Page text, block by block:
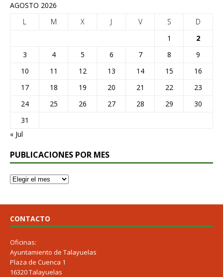
AGOSTO 2026
L
M X J V S
D
1
2
3
4 5 6 7 8
9
10
11 12 13 14 15
16
17
18 19 20 21 22
23
24
25 26 27 28 29
30
31
« Jul
PUBLICACIONES POR MES
CONTACTO
Oficinas:
Ayuntamiento de Talayuelas
Plaza de Cuenca 1
16320 Talayuelas